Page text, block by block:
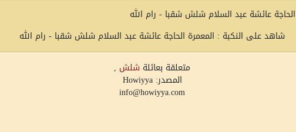
شاهد على النكبة : المعمرة الحاجة عائشة عبد السلام شلش شقبا - رام الله
متعلقة بعائلة شلش ,
المصدر: Howiyya
info@howiyya.com